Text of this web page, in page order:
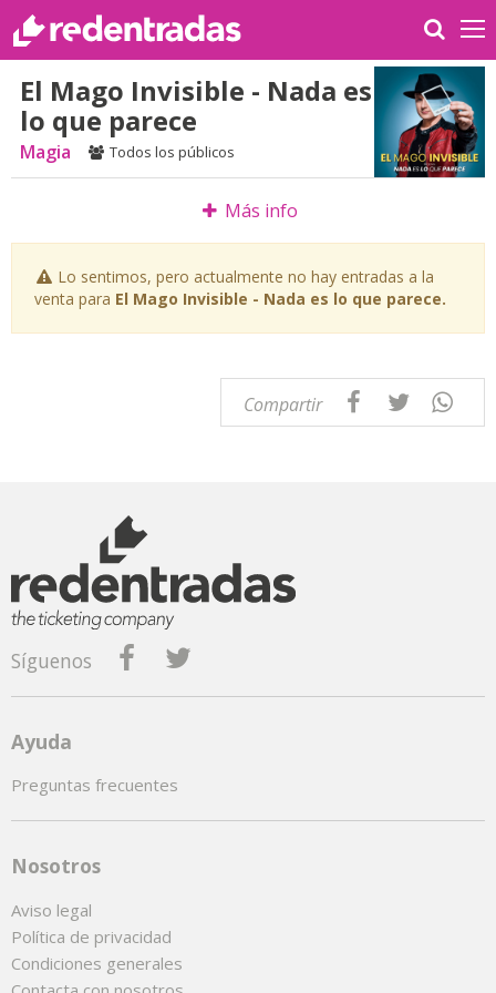
El Mago Invisible - Nada es
lo que parece
Magia Todos los públicos
Más info
Lo sentimos, pero actualmente no hay entradas a la
venta para El Mago Invisible - Nada es lo que parece.
Compartir
Síguenos
Ayuda
Preguntas frecuentes
Nosotros
Aviso legal
Política de privacidad
Condiciones generales